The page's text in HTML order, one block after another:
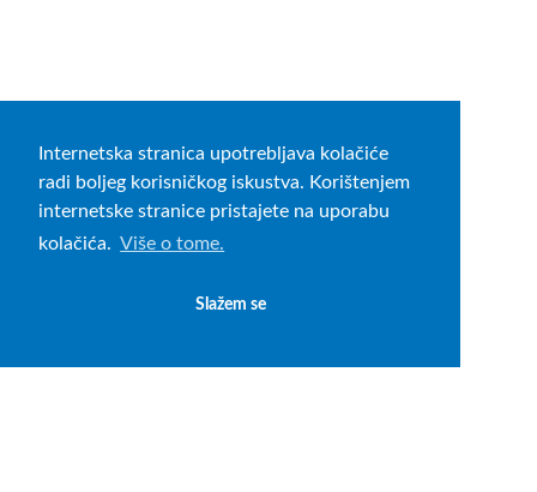
Internetska stranica upotrebljava kolačiće
radi boljeg korisničkog iskustva. Korištenjem
internetske stranice pristajete na uporabu
kolačića. Više o tome.
Slažem se